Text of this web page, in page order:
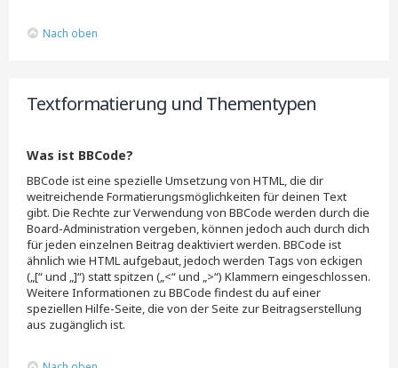
Nach oben
Textformatierung und Thementypen
Was ist BBCode?
BBCode ist eine spezielle Umsetzung von HTML, die dir
weitreichende Formatierungsmöglichkeiten für deinen Text
gibt. Die Rechte zur Verwendung von BBCode werden durch die
Board-Administration vergeben, können jedoch auch durch dich
für jeden einzelnen Beitrag deaktiviert werden. BBCode ist
ähnlich wie HTML aufgebaut, jedoch werden Tags von eckigen
(„[“ und „]“) statt spitzen („<“ und „>“) Klammern eingeschlossen.
Weitere Informationen zu BBCode findest du auf einer
speziellen Hilfe-Seite, die von der Seite zur Beitragserstellung
aus zugänglich ist.